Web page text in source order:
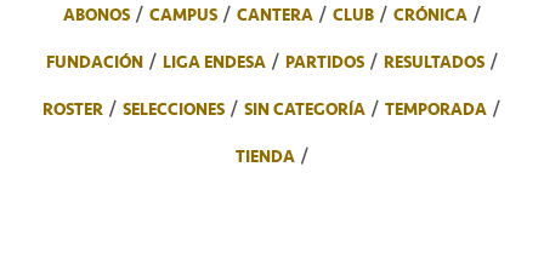
ABONOS CAMPUS CANTERA CLUB
CRÓNICA
FUNDACIÓN
LIGA ENDESA PARTIDOS
RESULTADOS
ROSTER
SELECCIONES SIN CATEGORÍA
TEMPORADA
TIENDA